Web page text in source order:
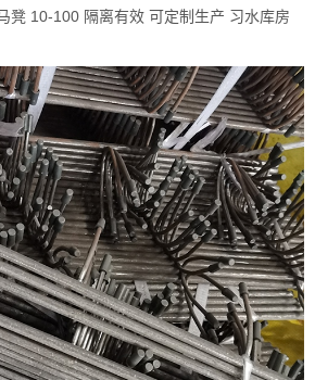
凳 10-100 隔离有效 可定制生产 习水库房